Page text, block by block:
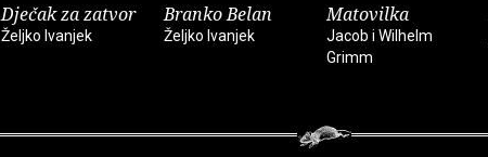
Dječak za zatvor
Željko Ivanjek
Branko Belan
Željko Ivanjek
Matovilka
Jacob i Wilhelm
Grimm